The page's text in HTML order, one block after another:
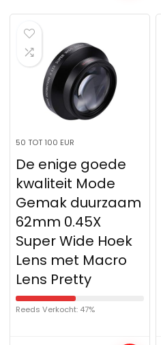
50 TOT 100 EUR
De enige goede
kwaliteit Mode
Gemak duurzaam
62mm 0.45X
Super Wide Hoek
Lens met Macro
Lens Pretty
Reeds Verkocht: 47%